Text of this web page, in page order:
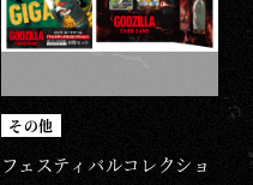
その他
フェスティバルコレクショ